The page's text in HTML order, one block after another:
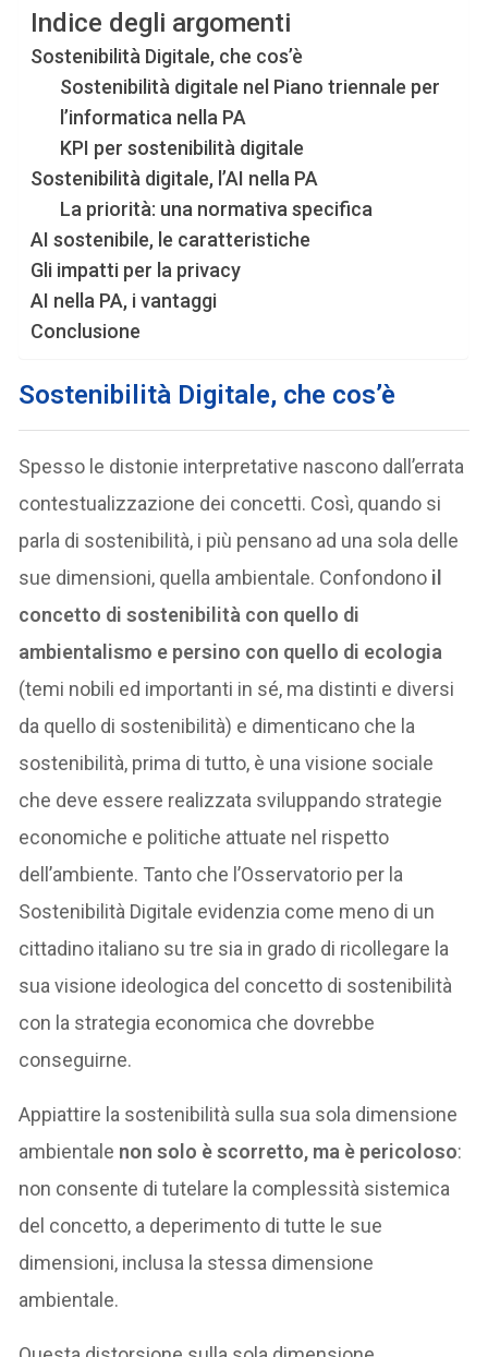
Indice degli argomenti
Sostenibilità Digitale, che cos’è
Sostenibilità digitale nel Piano triennale per
l’informatica nella PA
KPI per sostenibilità digitale
Sostenibilità digitale, l’AI nella PA
La priorità: una normativa specifica
AI sostenibile, le caratteristiche
Gli impatti per la privacy
AI nella PA, i vantaggi
Conclusione
Sostenibilità Digitale, che cos’è
Spesso le distonie interpretative nascono dall’errata
contestualizzazione dei concetti. Così, quando si
parla di sostenibilità, i più pensano ad una sola delle
sue dimensioni, quella ambientale. Confondono il
concetto di sostenibilità con quello di
ambientalismo e persino con quello di ecologia
(temi nobili ed importanti in sé, ma distinti e diversi
da quello di sostenibilità) e dimenticano che la
sostenibilità, prima di tutto, è una visione sociale
che deve essere realizzata sviluppando strategie
economiche e politiche attuate nel rispetto
dell’ambiente. Tanto che l’Osservatorio per la
Sostenibilità Digitale evidenzia come meno di un
cittadino italiano su tre sia in grado di ricollegare la
sua visione ideologica del concetto di sostenibilità
con la strategia economica che dovrebbe
conseguirne.
Appiattire la sostenibilità sulla sua sola dimensione
ambientale non solo è scorretto, ma è pericoloso:
non consente di tutelare la complessità sistemica
del concetto, a deperimento di tutte le sue
dimensioni, inclusa la stessa dimensione
ambientale.